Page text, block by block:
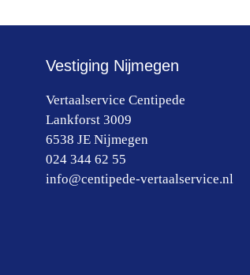
Vestiging Nijmegen
Vertaalservice Centipede
Lankforst 3009
6538 JE Nijmegen
024 344 62 55
info@centipede-vertaalservice.nl